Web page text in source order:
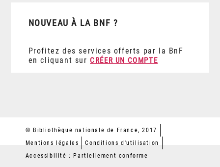
NOUVEAU À LA BNF ?
Profitez des services offerts par la BnF
en cliquant sur CRÉER UN COMPTE
© Bibliothèque nationale de France, 2017
Mentions légales
Conditions d'utilisation
Accessibilité : Partiellement conforme